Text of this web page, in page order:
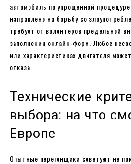
автомобиль по упрощенной
направлено на борьбу со
требует от волонтеров предельной
заполнении онлайн-форм. Любое
или характеристиках двигателя
отказа.
Технические
выбора: на что
Европе
Опытные перегонщики советуют не